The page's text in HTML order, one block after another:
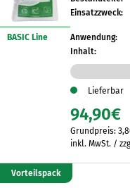
BASIC Line
Einsatzzweck:
Anwendung:
Inhalt:
Lieferbar
94,90€
Grundpreis:
inkl. MwSt. /
Vorteilspack